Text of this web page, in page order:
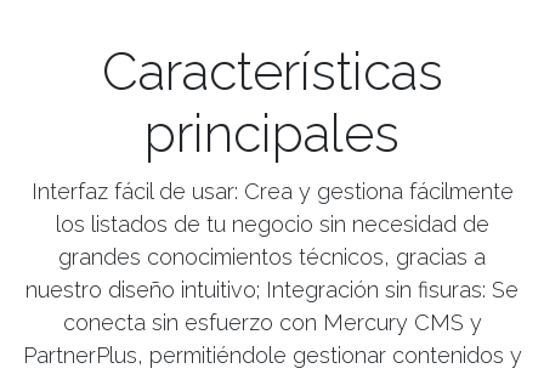
Características
principales
Interfaz fácil de usar: Crea y gestiona fácilmente
los listados de tu negocio sin necesidad de
grandes conocimientos técnicos, gracias a
nuestro diseño intuitivo; Integración sin fisuras: Se
conecta sin esfuerzo con Mercury CMS y
PartnerPlus, permitiéndole gestionar contenidos y